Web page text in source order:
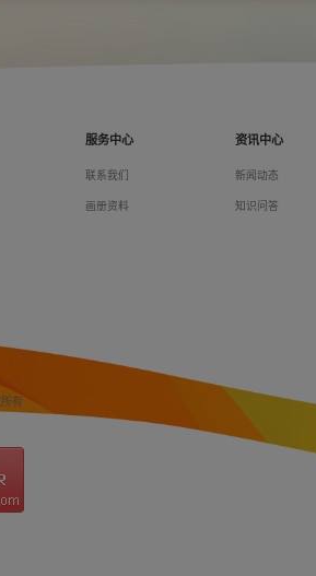
服务中心
联系我们
画册资料
资讯中心
新闻动态
知识问答
有